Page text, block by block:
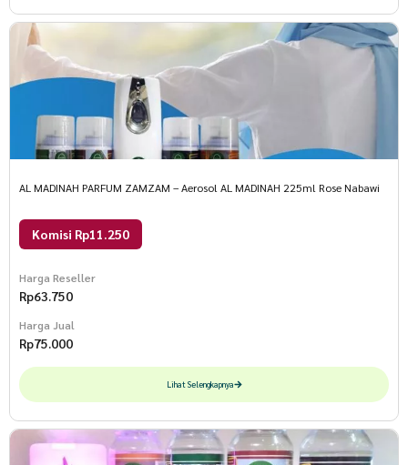
AL MADINAH PARFUM ZAMZAM – Aerosol AL MADINAH 225ml Rose Nabawi
Komisi Rp11.250
Harga Reseller
Rp63.750
Harga Jual
Rp75.000
Lihat Selengkapnya